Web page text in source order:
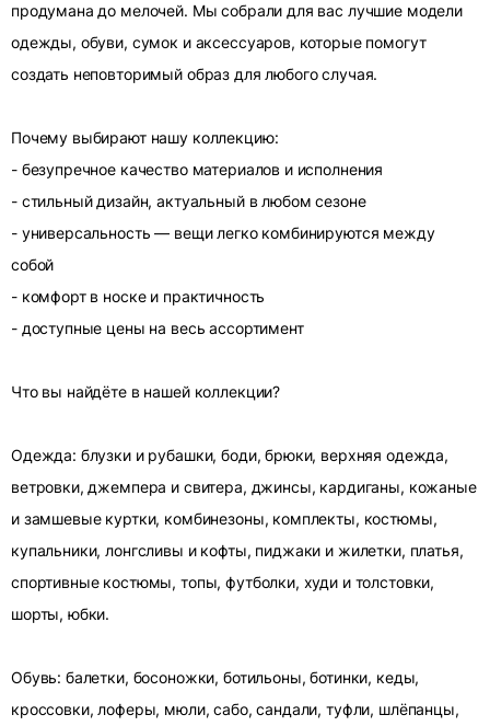
продумана до мелочей. Мы собрали для вас лучшие модели
одежды, обуви, сумок и аксессуаров, которые помогут
создать неповторимый образ для любого случая.
Почему выбирают нашу коллекцию:
- безупречное качество материалов и исполнения
- стильный дизайн, актуальный в любом сезоне
- универсальность — вещи легко комбинируются между
собой
- комфорт в носке и практичность
- доступные цены на весь ассортимент
Что вы найдёте в нашей коллекции?
Одежда: блузки и рубашки, боди, брюки, верхняя одежда,
ветровки, джемпера и свитера, джинсы, кардиганы, кожаные
и замшевые куртки, комбинезоны, комплекты, костюмы,
купальники, лонгсливы и кофты, пиджаки и жилетки, платья,
спортивные костюмы, топы, футболки, худи и толстовки,
шорты, юбки.
Обувь: балетки, босоножки, ботильоны, ботинки, кеды,
кроссовки, лоферы, мюли, сабо, сандали, туфли, шлёпанцы,